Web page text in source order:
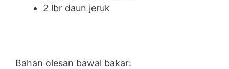
2 lbr daun jeruk
Bahan olesan bawal bakar: